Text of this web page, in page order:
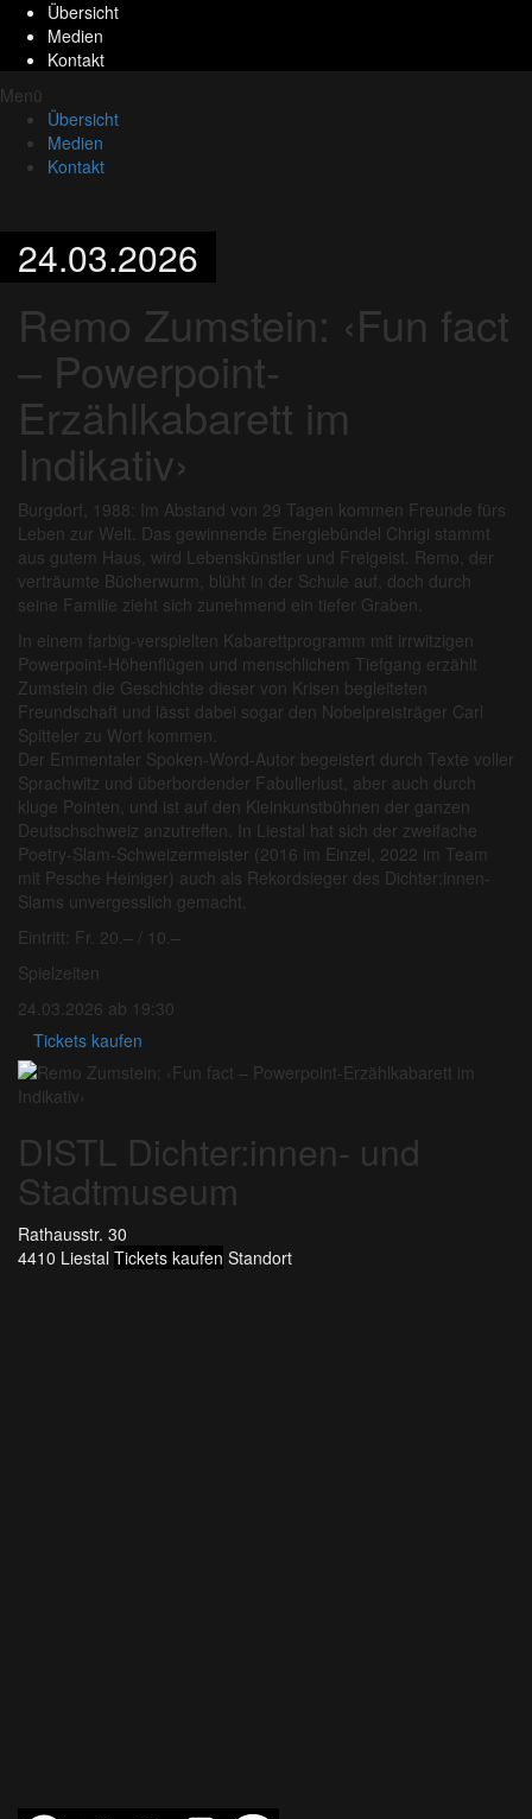
Übersicht
Medien
Kontakt
Menü
Übersicht
Medien
Kontakt
24.03.2026
Remo Zumstein: ‹Fun fact
– Powerpoint-
Erzählkabarett im
Indikativ›
Burgdorf, 1988: Im Abstand von 29 Tagen kommen Freunde fürs
Leben zur Welt. Das gewinnende Energiebündel Chrigi stammt
aus gutem Haus, wird Lebenskünstler und Freigeist. Remo, der
verträumte Bücherwurm, blüht in der Schule auf, doch durch
seine Familie zieht sich zunehmend ein tiefer Graben.
In einem farbig-verspielten Kabarettprogramm mit irrwitzigen
Powerpoint-Höhenflügen und menschlichem Tiefgang erzählt
Zumstein die Geschichte dieser von Krisen begleiteten
Freundschaft und lässt dabei sogar den Nobelpreisträger Carl
Spitteler zu Wort kommen.
Der Emmentaler Spoken-Word-Autor begeistert durch Texte voller
Sprachwitz und überbordender Fabulierlust, aber auch durch
kluge Pointen, und ist auf den Kleinkunstbühnen der ganzen
Deutschschweiz anzutreffen. In Liestal hat sich der zweifache
Poetry-Slam-Schweizermeister (2016 im Einzel, 2022 im Team
mit Pesche Heiniger) auch als Rekordsieger des Dichter:innen-
Slams unvergesslich gemacht.
Eintritt: Fr. 20.– / 10.–
Spielzeiten
24.03.2026 ab 19:30
Tickets kaufen
DISTL Dichter:innen- und
Stadtmuseum
Rathausstr. 30
4410 Liestal Tickets kaufen Standort